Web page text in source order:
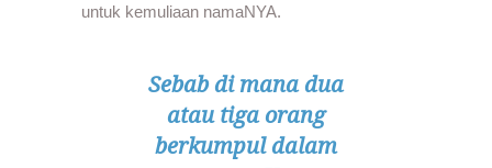
untuk kemuliaan namaNYA.
Sebab di mana dua
atau tiga orang
berkumpul dalam